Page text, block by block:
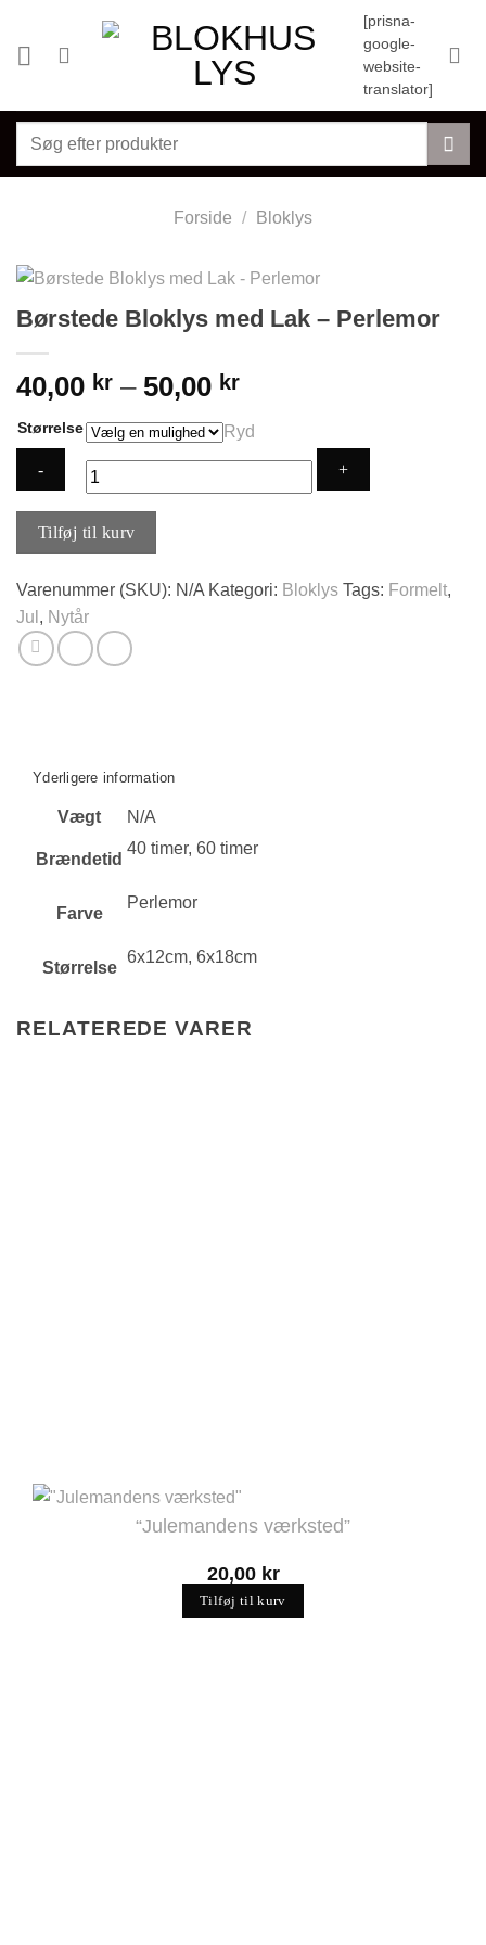
indhold
[prisna-
google-
website-
translator]
Søg
Forside / Bloklys
Børstede Bloklys med Lak – Perlemor
40,00 kr – 50,00 krPrisinterval:
til
50,00 kr
Størrelse Ryd
Lak
-
Perlemor
antal
Tilføj til kurv
Varenummer (SKU): N/A Kategori: Bloklys Tags: Formelt,
Jul , Nytår
Yderligere information
Vægt N/A
Brændetid
40 timer, 60 timer
Farve
Perlemor
Størrelse
6x12cm, 6x18cm
RELATEREDE VARER
“Julemandens værksted”
20,00 kr
Tilføj til kurv